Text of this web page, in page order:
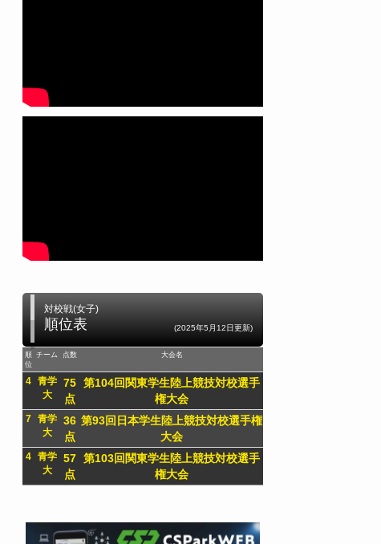
対校戦(女子)
順位表 (2025年5月12日更新)
順
位
チーム 点数 大会名
4 青学
大
75
点
第104回関東学生陸上競技対校選手
権大会
7 青学
大
36
点
第93回日本学生陸上競技対校選手権
大会
4 青学
大
57
点
第103回関東学生陸上競技対校選手
権大会